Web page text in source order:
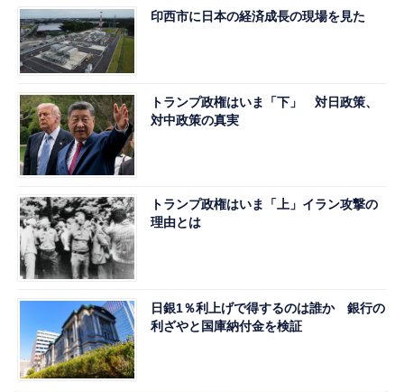
印西市に日本の経済成長の現場を見た
トランプ政権はいま「下」 対日政策、
対中政策の真実
トランプ政権はいま「上」イラン攻撃の
理由とは
日銀1％利上げで得するのは誰か 銀行の
利ざやと国庫納付金を検証